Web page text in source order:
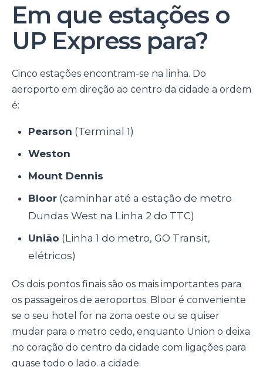
Em que estações o
UP Express para?
Cinco estações encontram-se na linha. Do
aeroporto em direção ao centro da cidade a ordem
é:
Pearson (Terminal 1)
Weston
Mount Dennis
Bloor (caminhar até a estação de metro
Dundas West na Linha 2 do TTC)
União (Linha 1 do metro, GO Transit,
elétricos)
Os dois pontos finais são os mais importantes para
os passageiros de aeroportos. Bloor é conveniente
se o seu hotel for na zona oeste ou se quiser
mudar para o metro cedo, enquanto Union o deixa
no coração do centro da cidade com ligações para
quase todo o lado. a cidade.